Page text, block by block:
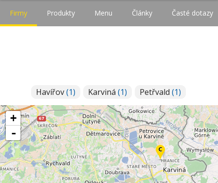
Firmy Produkty Menu Články Časté dotazy
Havířov(1) Karviná (1) Petřvald (1)
+
-